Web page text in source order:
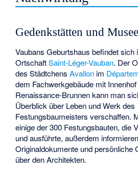
Gedenkstätten und
Vaubans Geburtshaus befindet sich
OrtschaftSaint-Léger-Vauban. Der
des StädtchensAvallon im
dem Fachwerkgebäude mit
Renaissance-Brunnen kann man
Überblick über Leben und Werk des
Festungsbaumeisters verschaffen.
einige der 300 Festungsbauten, die
und ausführte, außerdem informieren
Originaldokumente und persönliche
über den Architekten.